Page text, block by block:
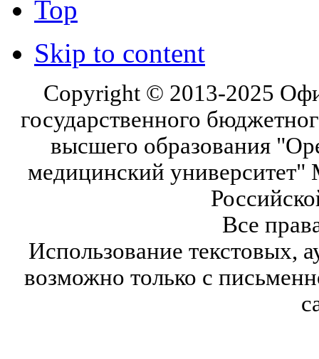
Top
Skip to content
Copyright © 2013-2025
государственного
высшего образования
медицинский университет"
Все
Использование текстовых,
возможно только с